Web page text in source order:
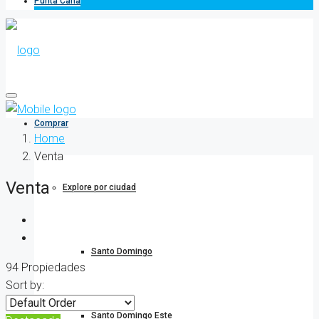
Comprar
Explore por ciudad
Santo Domingo
Santo Domingo Este
Home
Venta
Venta
94 Propiedades
Sort by: